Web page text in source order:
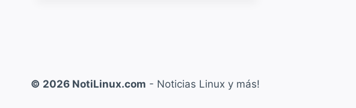
© 2026 NotiLinux.com - Noticias Linux y más!